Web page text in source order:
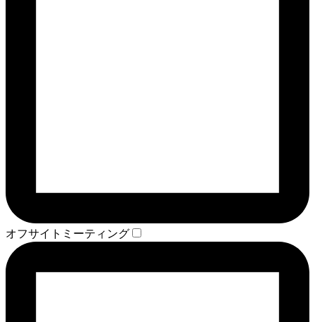
オフサイトミーティング